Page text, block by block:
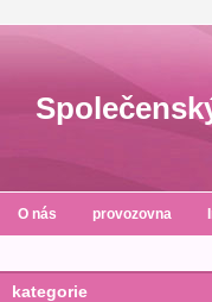
O nás provozovna
kategorie